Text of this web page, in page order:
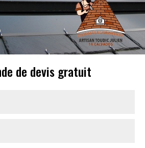
de devis gratuit